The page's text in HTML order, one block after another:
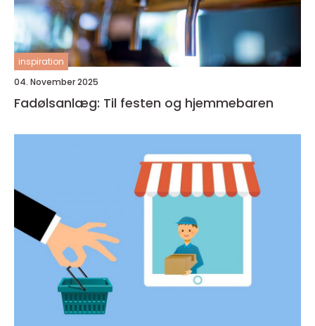
inspiration
04. November 2025
Fadølsanlæg: Til festen og hjemmebaren